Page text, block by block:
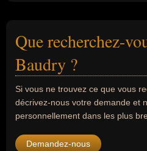
Que recherchez-
Baudry ?
Si vous ne trouvez ce que vous
décrivez-nous votre demande et
personnellement dans les plus
Demandez-nous